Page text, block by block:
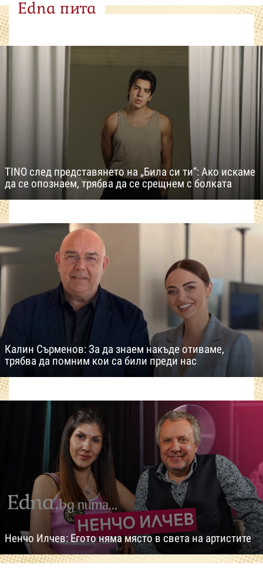
Edna пита
TINO след представянето на „Била си ти“: Ако искаме
да се опознаем, трябва да се срещнем с болката
Калин Сърменов: За да знаем накъде отиваме,
трябва да помним кои са били преди нас
Ненчо Илчев: Егото няма място в света на артистите